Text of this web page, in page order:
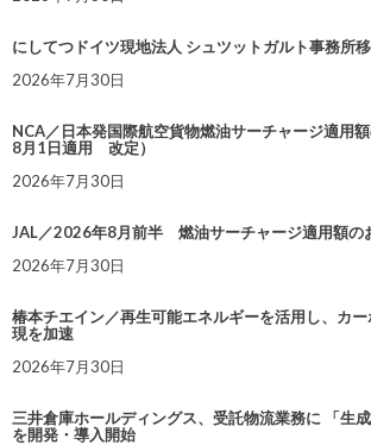
にしてつドイツ現地法人 シュツットガルト事務所
2026年7月30日
NCA／日本発国際航空貨物燃油サーチャージ適用
8月1日適用 改定）
2026年7月30日
JAL／2026年8月前半 燃油サーチャージ適用額の
2026年7月30日
椿本チエイン／再生可能エネルギーを活用し、カ
現を加速
2026年7月30日
三井倉庫ホールディングス、受託物流業務に 「生
を開発・導入開始